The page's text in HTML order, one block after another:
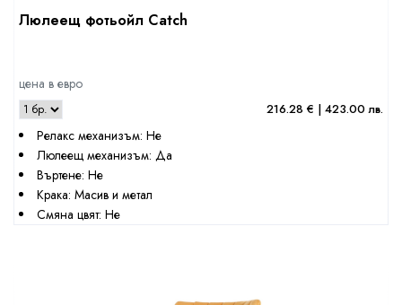
Люлеещ фотьойл Catch
цена в евро
216.28 € | 423.00 лв.
Релакс механизъм: Не
Люлеещ механизъм: Да
Въртене: Не
Крака: Масив и метал
Смяна цвят: Не